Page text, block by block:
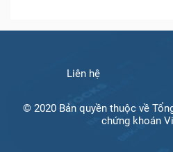
Liên hệ
© 2020 Bản quyền thuộc về
chứng khoán